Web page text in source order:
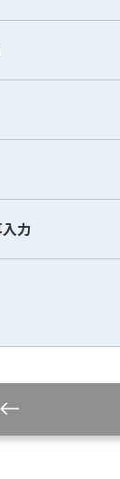
力